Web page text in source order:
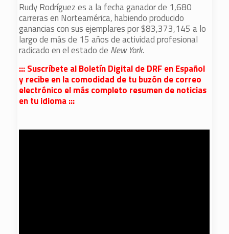
Rudy Rodríguez es a la fecha ganador de 1,680
carreras en Norteamérica, habiendo producido
ganancias con sus ejemplares por $83,373,145 a lo
largo de más de 15 años de actividad profesional
radicado en el estado de New York.
::: Suscríbete al Boletín Digital de DRF en Español
y recibe en la comodidad de tu buzón de correo
electrónico el más completo resumen de noticias
en tu idioma :::